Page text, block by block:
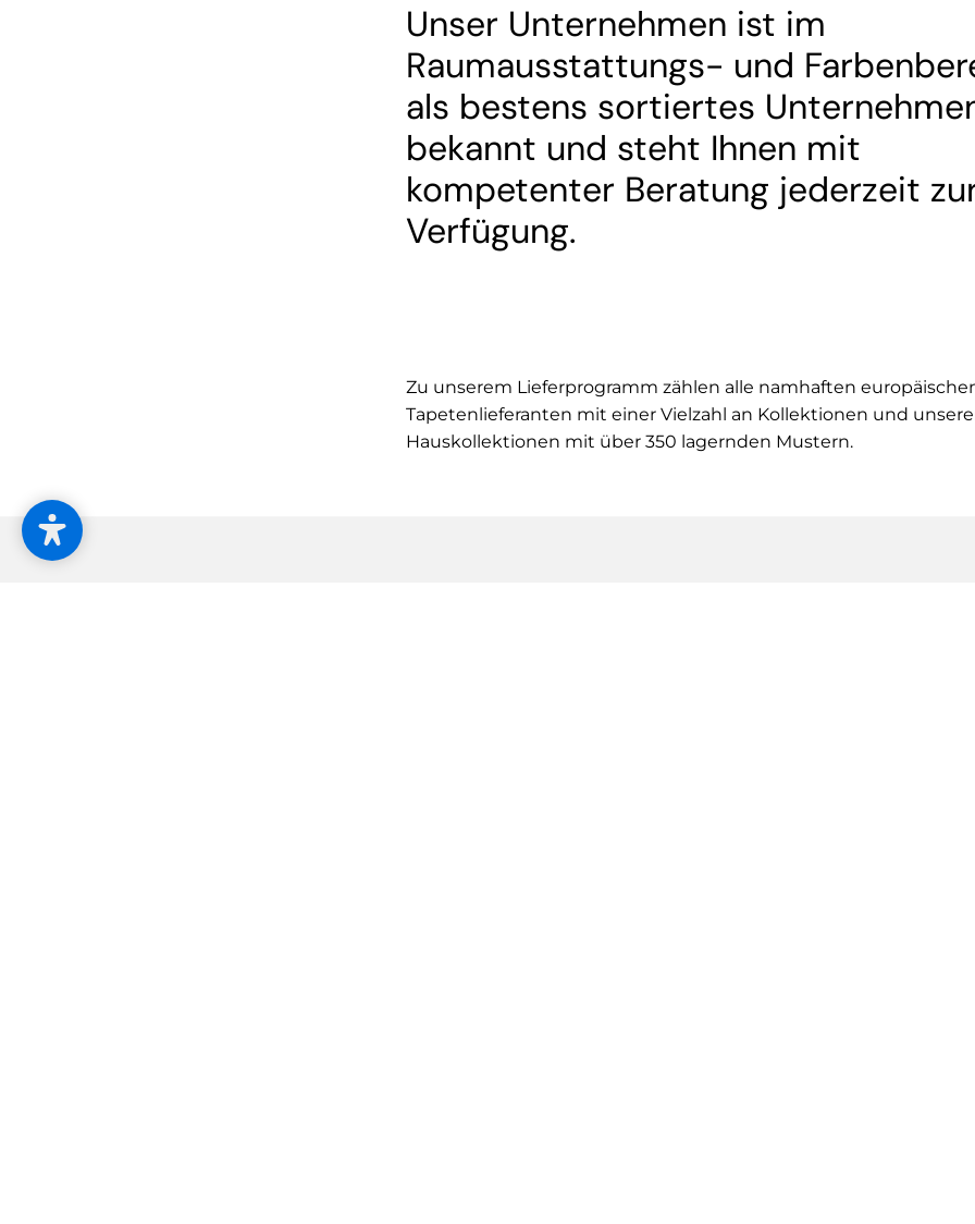
Unser Unternehmen ist im
Raumausstattungs- und
als bestens sortiertes
bekannt und steht Ihnen mit
kompetenter Beratung jederzeit
Verfügung.
Zu unserem Lieferprogramm zählen alle namhaften
Tapetenlieferanten mit einer Vielzahl an Kollektionen und
Hauskollektionen mit über 350 lagernden Mustern.